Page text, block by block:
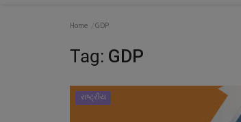
Home GDP
Tag: GDP
રાષ્ટ્રીય